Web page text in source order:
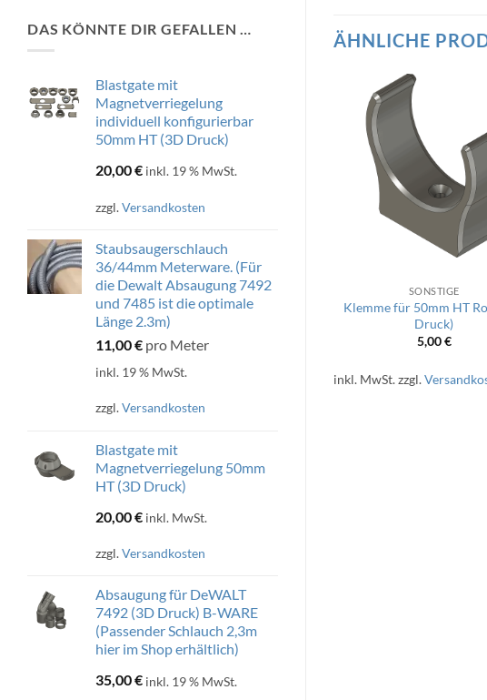
DAS KÖNNTE DIR GEFALLEN …
Blastgate mit
Magnetverriegelung
individuell konfigurierbar
50mm HT (3D Druck)
20,00€ inkl. 19 % MwSt.
zzgl.Versandkosten
Staubsaugerschlauch
36/44mm Meterware. (Für
die Dewalt Absaugung 7492
und 7485 ist die optimale
Länge 2.3m)
11,00€ pro Meter
inkl. 19 % MwSt.
zzgl.Versandkosten
Blastgate mit
Magnetverriegelung 50mm
HT (3D Druck)
20,00€ inkl. MwSt.
zzgl.Versandkosten
Absaugung für DeWALT
7492 (3D Druck) B-WARE
(Passender Schlauch 2,3m
hier im Shop erhältlich)
35,00€ inkl. 19 % MwSt.
ÄHNLICHE
SONSTIGE
Klemme für 50mm HT
Druck)
5,00€
inkl. MwSt.zzgl.
ADAPTER ABSAUGUNGEN
Y-Adapter 50mm Rohr HT auf
2x 36/44 Schlauch (3D Druck)
20,00
inkl. MwSt.zzgl.